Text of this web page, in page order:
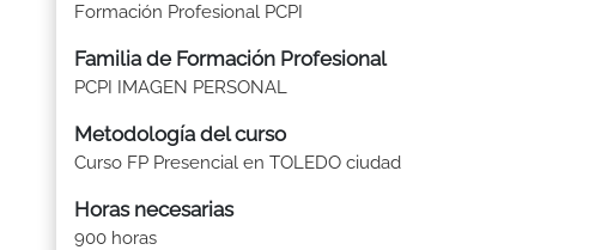
Formación Profesional PCPI
Familia de Formación Profesional
PCPI IMAGEN PERSONAL
Metodología del curso
Curso FP Presencial en TOLEDO ciudad
Horas necesarias
900 horas